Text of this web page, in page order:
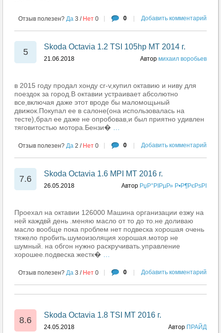
0 Добавить комментарий
Отзыв полезен? Да 3 / Нет 0
5
Skoda Octavia 1.2 TSI 105hp MT 2014 г.
Автор михаил воробьев
21.06.2018
в 2015 году продал хонду cr-v,купил октавию и ниву для
поездок за город.В октавии устраивает абсолютно
все,включая даже этот вроде бы маломощьный
движок.Покупал ее в салоне(она использовалась на
тесте),брал ее даже не опробовав,и был приятно удивлен
тяговитостью мотора.Бензи�
0 Добавить комментарий
Отзыв полезен? Да 2 / Нет 0
7.6
Skoda Octavia 1.6 MPI MT 2016 г.
Автор РџР°РІРµР» Р•Р¶РєРѕРІ
26.05.2018
Проехал на октавии 126000 Машина организации езжу на
ней каждвй день .меняю масло от то до то.не доливаю
масло вообще пока проблем нет подвеска хорошая очень
тяжело пробить.шумоизоляция хорошая.мотор не
шумный. на обгон нужно раскручивать.управление
хорошее.подвеска жестк�
0 Добавить комментарий
Отзыв полезен? Да 3 / Нет 0
8.6
Skoda Octavia 1.8 TSI MT 2016 г.
Автор ПРАЙД
24.05.2018